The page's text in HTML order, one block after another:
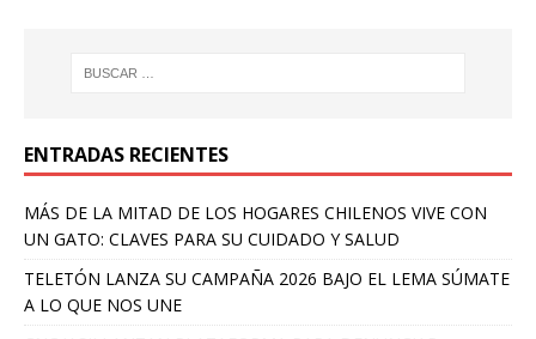
ENTRADAS RECIENTES
MÁS DE LA MITAD DE LOS HOGARES CHILENOS VIVE CON
UN GATO: CLAVES PARA SU CUIDADO Y SALUD
TELETÓN LANZA SU CAMPAÑA 2026 BAJO EL LEMA SÚMATE
A LO QUE NOS UNE